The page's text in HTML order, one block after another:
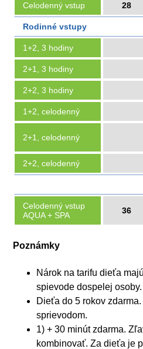
Celodenný vstup 28
Rodinné vstupy
1+2, 3 hodiny
2+1, 3 hodiny
2+2, 3 hodiny
1+2, celodenný
2+1, celodenný
2+2, celodenný
Celodenný vstup
AQUA + SPA
36
Poznámky
Nárok na tarifu dieťa
spievode dospelej osoby.
Dieťa do 5 rokov
sprievodom.
1) + 30 minút zdarma.
kombinovať. Za dieťa je